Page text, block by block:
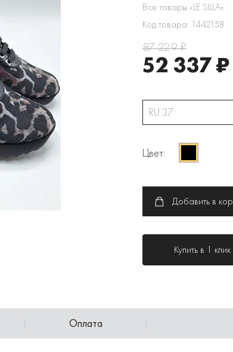
Все товары «LE SILLA»
Код товара: 1442158
87 229 ₽
52 337 ₽
RU 37
Цвет:
Добавить в
Купить в 1 клик
Оплата